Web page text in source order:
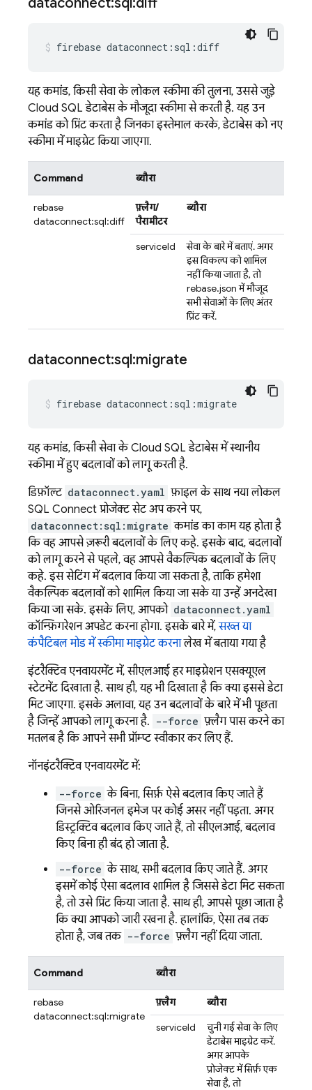
firebase dataconnect:sql:diff
यह कमांड, किसी सेवा के लोकल स्कीमा की तुलना, उससे जुड़े
Cloud SQL डेटाबेस के मौजूदा स्कीमा से करती है. यह उन
कमांड को प्रिंट करता है जिनका इस्तेमाल करके, डेटाबेस को नए
स्कीमा में माइग्रेट किया जाएगा.
Command ब्यौरा
firebase
dataconnect:sql:diff
फ़्लैग/
पैरामीटर
ब्यौरा
serviceId
सेवा के बारे में बताएं. अगर
इस विकल्प को शामिल
नहीं किया जाता है, तो
firebase.json में मौजूद
सभी सेवाओं के लिए अंतर
प्रिंट करें.
dataconnect:sql:migrate
firebase dataconnect:sql:migrate
यह कमांड, किसी सेवा केCloud SQL डेटाबेस में स्थानीय
स्कीमा में हुए बदलावों को लागू करती है.
डिफ़ॉल्ट dataconnect.yaml फ़ाइल के साथ नया लोकल
SQL Connect प्रोजेक्ट सेट अप करने पर,
dataconnect:sql:migrate कमांड का काम यह होता है
कि वह आपसे ज़रूरी बदलावों के लिए कहे. इसके बाद, बदलावों
को लागू करने से पहले, वह आपसे वैकल्पिक बदलावों के लिए
कहे. इस सेटिंग में बदलाव किया जा सकता है, ताकि हमेशा
वैकल्पिक बदलावों को शामिल किया जा सके या उन्हें अनदेखा
किया जा सके. इसके लिए, आपको dataconnect.yaml
कॉन्फ़िगरेशन अपडेट करना होगा. इसके बारे में,सख्त या
कंपैटिबल मोड में स्कीमा माइग्रेट करनालेख में बताया गया है
इंटरैक्टिव एनवायरमेंट में, सीएलआई हर माइग्रेशन एसक्यूएल
स्टेटमेंट दिखाता है. साथ ही, यह भी दिखाता है कि क्या इससे डेटा
मिट जाएगा. इसके अलावा, यह उन बदलावों के बारे में भी पूछता
है जिन्हें आपको लागू करना है. --force फ़्लैग पास करने का
मतलब है कि आपने सभी प्रॉम्प्ट स्वीकार कर लिए हैं.
नॉनइंटरैक्टिव एनवायरमेंट में:
--force के बिना, सिर्फ़ ऐसे बदलाव किए जाते हैं
जिनसे ओरिजनल इमेज पर कोई असर नहीं पड़ता. अगर
डिस्ट्रक्टिव बदलाव किए जाते हैं, तो सीएलआई, बदलाव
किए बिना ही बंद हो जाता है.
--force के साथ, सभी बदलाव किए जाते हैं. अगर
इसमें कोई ऐसा बदलाव शामिल है जिससे डेटा मिट सकता
है, तो उसे प्रिंट किया जाता है. साथ ही, आपसे पूछा जाता है
कि क्या आपको जारी रखना है. हालांकि, ऐसा तब तक
होता है, जब तक --force फ़्लैग नहीं दिया जाता.
Command ब्यौरा
firebase
dataconnect:sql:migrate
फ़्लैग
ब्यौरा
serviceId
चुनी गई सेवा के लिए
डेटाबेस माइग्रेट करें.
अगर आपके
प्रोजेक्ट में सिर्फ़ एक
सेवा है, तो